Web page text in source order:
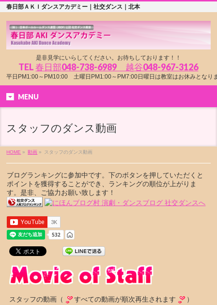
春日部ＡＫＩダンスアカデミー｜社交ダンス｜北本
是非見学にいらしてください。お待ちしております！！
TEL春日部048-738-6989 越谷048-967-3126
平日PM1:00～PM10:00 土曜日PM1:00～PM7:00日曜日は教室はお休みとなり
MENU
スタッフのダンス動画
HOME » 動画 » スタッフのダンス動画
ブログランキングに参加中です。下のボタンを押していただくと
ポイントを獲得することができ、ランキングの順位が上がりま
す。是非、ご協力お願い致します！
スタッフの動画（ すべての動画が順次再生されます ）